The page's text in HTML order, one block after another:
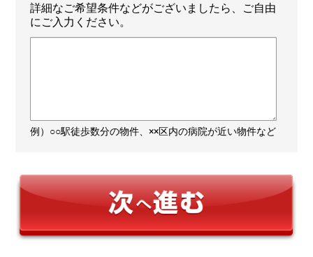
詳細なご希望条件などがございましたら、ご自由
にご入力ください。
例）○○駅徒歩数分の物件、××区内の病院が近い物件など